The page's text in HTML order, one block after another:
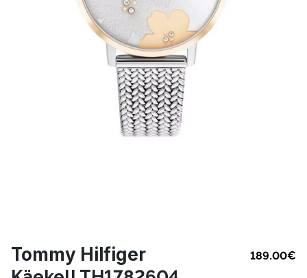
Tommy Hilfiger 189.00€